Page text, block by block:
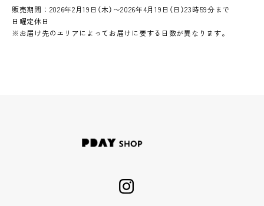
販売期間：2026年2月19日（木）〜2026年4月19日（日）23時59分まで
日曜定休日
※お届け先のエリアによってお届けに要する日数が異なります。